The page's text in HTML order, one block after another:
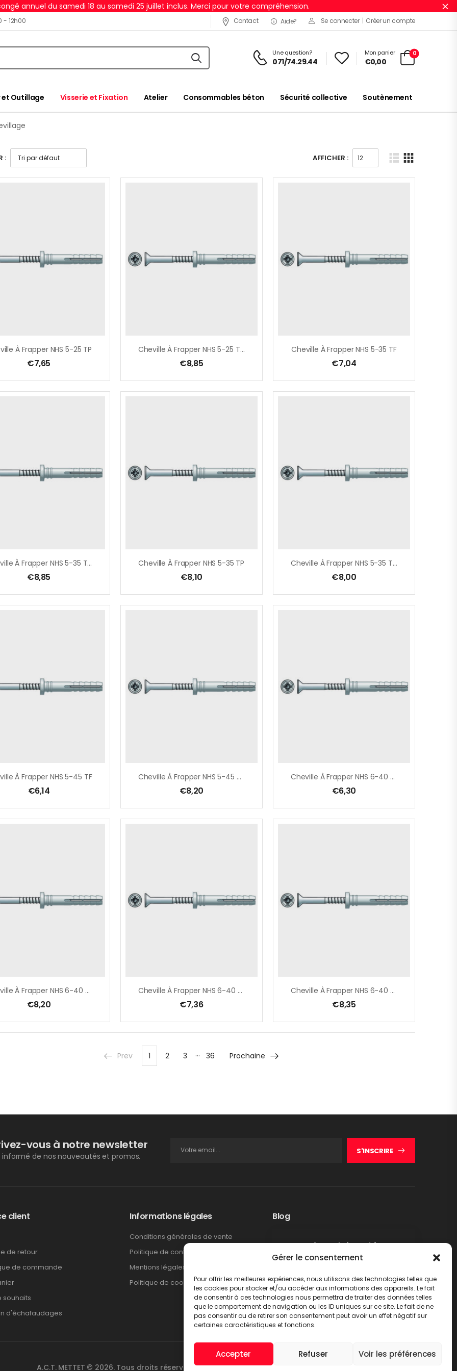
Gérer le consentement
Pour offrir les meilleures expériences, nous utilisons des technologies telles que
les cookies pour stocker et/ou accéder aux informations des appareils. Le fait
de consentir à ces technologies nous permettra de traiter des données telles
que le comportement de navigation ou les ID uniques sur ce site. Le fait de ne
pas consentir ou de retirer son consentement peut avoir un effet négatif sur
certaines caractéristiques et fonctions.
Accepter Refuser Voir les préférences
annuel du samedi 18 au samedi 25 juillet inclus. Merci pour votre compréhension.
- 12h00 Contact Aide? Se connecter | Créer un compte
Une question?
071/74.29.44
Mon panier
€0,00
0
Outillage Visserie et Fixation Atelier Consommables béton Sécurité collective Soutènement
: AFFICHER :
À Frapper NHS 5-25 TP
€7,65
Cheville À Frapper NHS 5-25 TP Blister 50 Pcs
€8,85
Cheville À Frapper NHS 5-35 TF
€7,04
Cheville À Frapper NHS 5-35 TF Blister 50 Pcs
€8,85
Cheville À Frapper NHS 5-35 TP
€8,10
Cheville À Frapper NHS 5-35 TP Blister 50 Pcs
€8,00
À Frapper NHS 5-45 TF
€6,14
Cheville À Frapper NHS 5-45 TF Blister 50 Pcs
€8,20
Cheville À Frapper NHS 6-40 TF
€6,30
Cheville À Frapper NHS 6-40 TF Blister 50 Pcs
€8,20
Cheville À Frapper NHS 6-40 TP
€7,36
Cheville À Frapper NHS 6-40 TP Blister 50 Pcs
€8,35
Prev 1 2 3 … 36 Prochaine
vous à notre newsletter
informé de nos nouveautés et promos.
S'INSCRIRE
client
de retour
de commande
souhaits
d'échafaudages
Informations légales
Conditions générales de vente
Politique de confidentialité
Mentions légales
Politique de cookies
Blog
Rappel produit Makita –
Pompe à graisse DGP180
LIRE PLUS
A.C.T. METTET © 2026. Tous droits réservés